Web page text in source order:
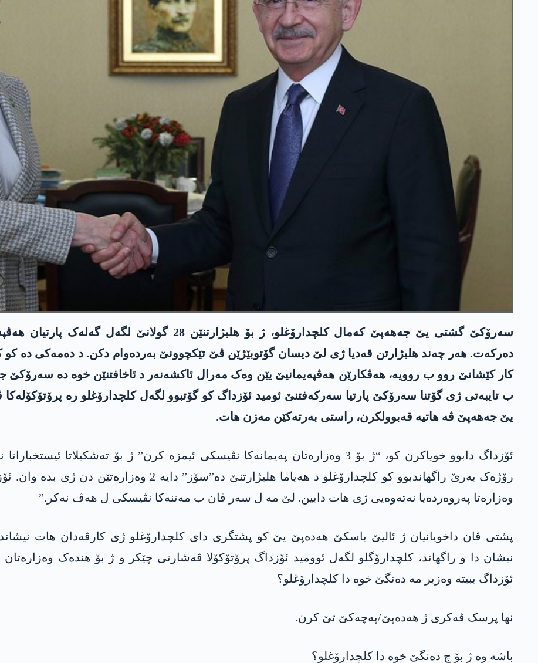
سەرۆکێ گشتی یێ جەهەپێ کەمال کلچدارۆغلو، ژ بۆ
دەرکەت. ھەر چەند ھلبژارتن قەدیا ژی لێ دیسان گۆتوبێژێن ڤێ تێکچوونێ بەردەوام دکن. د دەمەکی دە کو
کار کێشانێ روو ب روویە، ھەڤکارێن هەڤپەیمانیێ یێن وەک مەرال ئاکشەنەر د ئاخافتنێن خوە دە
ب تایبەتی ژی گۆتنا سەرۆکێ پارتیا سەرکەفتنێ ئومید ئۆزداگ کو گۆتبوو لگەل کلچدارۆغلو رە
یێ جەهەپێ ڤە ھاتیە قەبوولکرن، راستی بەرتەکێن مەزن ھات.
ئۆزداگ دابوو خویاکرن کو، “ژ بۆ 3 وەزارەتان پەیمانەکا نڤیسکی ئیمزە کرن” ژ بۆ
رۆژەک بەرێ راگھاندبوو کو کلچدارۆغلو د ھەیاما
وەزارەتا پەروەردەیا نەتەوەیی ژی ھات دایین. لێ مە ل سەر ڤان ب مەتنەکا نڤیسکی ل ھەڤ نەکر.”
پشتی ڤان داخویانیان ژ ئالیێ باسکێ هەدەپێ یێ کو پشتگری دای کلچدارۆغلو ژی کارڤەدان ھات
نیشان دا و راگهاند، کلچدارۆگلو لگەل ئوومید ئۆزداگ پرۆتۆکۆلا ڤەشارتی چێکر و ژ بۆ ھندەک
ئۆزداگ ببیتە وەزیر مە دەنگێ خوە دا کلچدارۆغلو؟
نھا پرسک ڤەکری ژ ھەدەپێ/پەچەکێ تێ کرن.
باشە وە ژ بۆ چ دەنگێ خوە دا کلچدارۆغلو؟